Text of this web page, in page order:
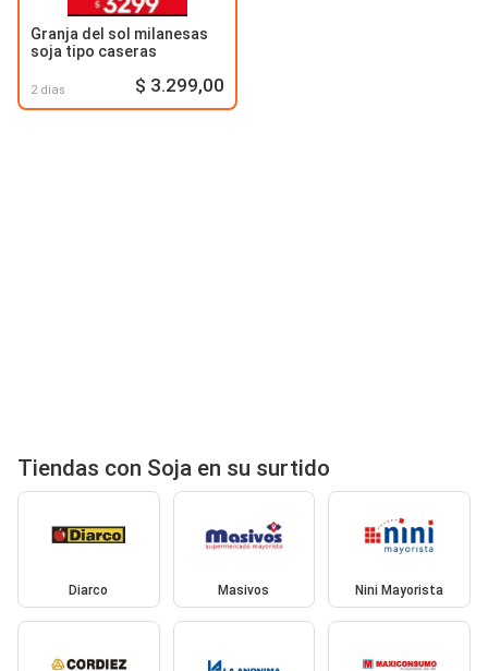
Granja del sol milanesas
soja tipo caseras
2 días $ 3.299,00
Tiendas con Soja en su surtido
Diarco Masivos Nini Mayorista